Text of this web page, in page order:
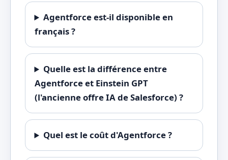
Agentforce est-il disponible en
français ?
Quelle est la différence entre
Agentforce et Einstein GPT
(l'ancienne offre IA de Salesforce) ?
Quel est le coût d'Agentforce ?